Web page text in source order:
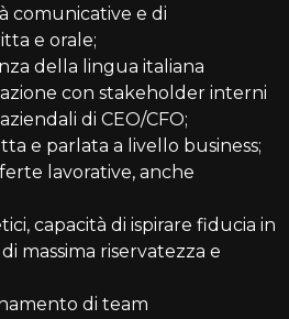
comunicative e di
e orale;
della lingua italiana
con stakeholder interni
di CEO/CFO;
e parlata a livello business;
lavorative, anche
capacità di ispirare fiducia in
massima riservatezza e
di team